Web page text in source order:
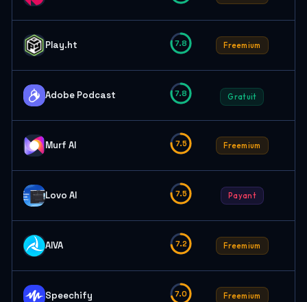
Play.ht 7.8 Freemium
Adobe Podcast 7.8 Gratuit
Murf AI 7.5 Freemium
Lovo AI 7.5 Payant
AIVA 7.2 Freemium
Speechify 7.0 Freemium